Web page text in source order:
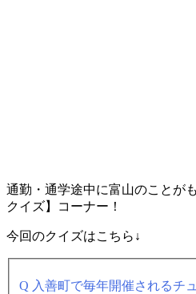
通勤・通学途中に富山のことが
クイズ】コーナー！
今回のクイズはこちら↓
Q 入善町で毎年開催されるチ